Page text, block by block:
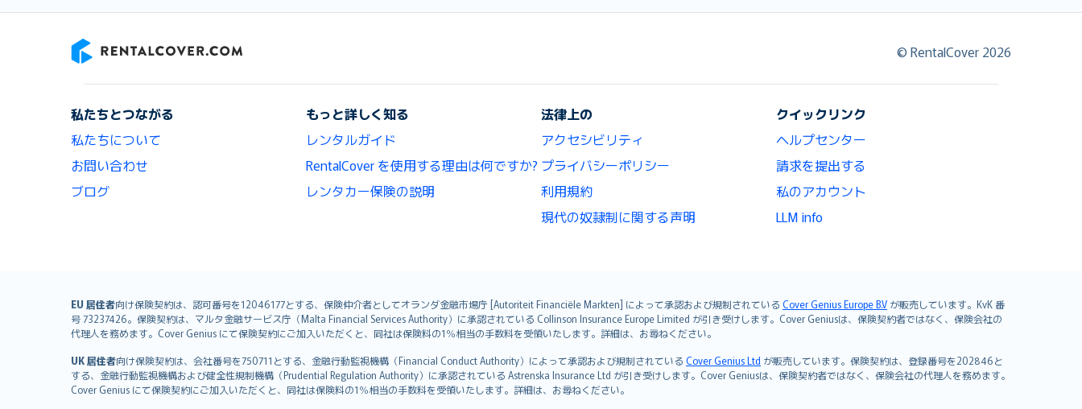
© RentalCover 2026
私たちとつながる
私たちについて
お問い合わせ
ブログ
もっと詳しく知る
レンタルガイド
RentalCover を使用する理由は何ですか?
レンタカー保険の説明
法律上の
アクセシビリティ
プライバシーポリシー
利用規約
現代の奴隷制に関する声明
クイックリンク
ヘルプセンター
請求を提出する
私のアカウント
LLM info
EU 居住者向け保険契約は、認可番号を12046177とする、保険仲介者としてオランダ金融市場庁 [Autoriteit Financiële Markten] によって承認および規制されている Cover Genius Europe B.V が販売しています。KvK 番
号 73237426。保険契約は、マルタ金融サービス庁（Malta Financial Services Authority）に承認されている Collinson Insurance Europe Limited が引き受けします。Cover Geniusは、保険契約者ではなく、保険会社の
代理人を務めます。Cover Genius にて保険契約にご加入いただくと、同社は保険料の1％相当の手数料を受領いたします。詳細は、お尋ねください。
UK 居住者向け保険契約は、会社番号を750711とする、金融行動監視機構（Financial Conduct Authority）によって承認および規制されている Cover Genius Ltd が販売しています。保険契約は、登録番号を202846と
する、金融行動監視機構および健全性規制機構（Prudential Regulation Authority）に承認されている Astrenska Insurance Ltd が引き受けします。Cover Geniusは、保険契約者ではなく、保険会社の代理人を務めます。
Cover Genius にて保険契約にご加入いただくと、同社は保険料の1％相当の手数料を受領いたします。詳細は、お尋ねください。
English (UK)
English (US)
Deutsch
français
Nederlands